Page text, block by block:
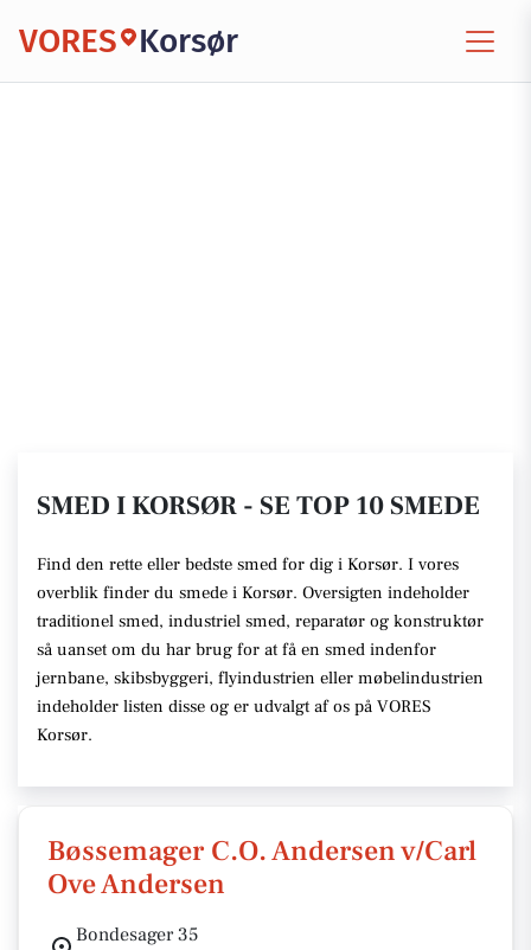
VORES Korsør
SMED I KORSØR - SE TOP 10 SMEDE
Find den rette eller bedste smed for dig i Korsør. I vores
overblik finder du smede i Korsør. Oversigten indeholder
traditionel smed, industriel smed, reparatør og konstruktør
så uanset om du har brug for at få en smed indenfor
jernbane, skibsbyggeri, flyindustrien eller møbelindustrien
indeholder listen disse og er udvalgt af os på VORES
Korsør.
Bøssemager C.O. Andersen v/Carl
Ove Andersen
Bondesager 35